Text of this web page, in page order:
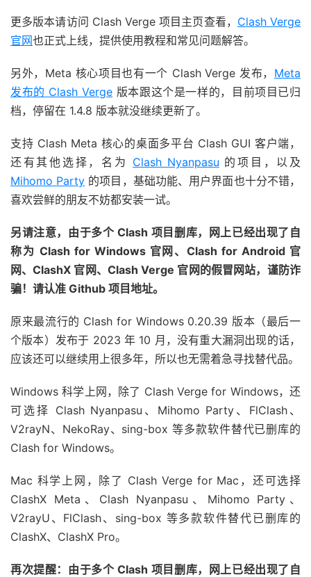
更多版本请访问 Clash Verge 项目主页查看， Clash Verge
官网也正式上线，提供使用教程和常见问题解答。
另外，Meta 核心项目也有一个 Clash Verge 发布， Meta
发布的 Clash Verge 版本跟这个是一样的，目前项目已归
档，停留在 1.4.8 版本就没继续更新了。
支持 Clash Meta 核心的桌面多平台 Clash GUI 客户端，
还有其他选择，名为 Clash Nyanpasu 的项目，以及
Mihomo Party 的项目，基础功能、用户界面也十分不错，
喜欢尝鲜的朋友不妨都安装一试。
另请注意，由于多个 Clash 项目删库，网上已经出现了自
称为 Clash for Windows 官网、Clash for Android 官
网、ClashX 官网、Clash Verge 官网的假冒网站，谨防诈
骗！请认准 Github 项目地址。
原来最流行的 Clash for Windows 0.20.39 版本（最后一
个版本）发布于 2023 年 10 月，没有重大漏洞出现的话，
应该还可以继续用上很多年，所以也无需着急寻找替代品。
Windows 科学上网，除了 Clash Verge for Windows，还
可选择 Clash Nyanpasu、Mihomo Party、FlClash、
V2rayN、NekoRay、sing-box 等多款软件替代已删库的
Clash for Windows。
Mac 科学上网，除了 Clash Verge for Mac，还可选择
ClashX Meta、Clash Nyanpasu、Mihomo Party、
V2rayU、FlClash、sing-box 等多款软件替代已删库的
ClashX、ClashX Pro。
再次提醒：由于多个 Clash 项目删库，网上已经出现了自